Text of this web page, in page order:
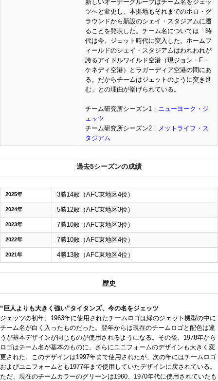
新しいオーナーグループはチーム名をジェッ
ツへと変更し、本拠地もそれまでのポロ・グ
ラウンドから新設のシェイ・スタジアムに遷
ることを発表した。チーム名については「時
代は今、ジェット時代に突入した。ホームフ
ィールドのシェイ・スタジアムはわれわれが
誇るアイドルワイルド空港（現ジョン・F・
ケネディ空港）とラガーディア空港の間にあ
る。だからチームはジェットのように突き進
む」との理由が挙げられている。
チーム研究所シーズン1： ニューヨーク・ジ
ェッツ
チーム研究所シーズン2： メットライフ・ス
タジアム
過去5シーズンの成績
2025年 3勝14敗（AFC東地区4位）
2024年 5勝12敗（AFC東地区3位）
2023年 7勝10敗（AFC東地区3位）
2022年 7勝10敗（AFC東地区4位）
2021年 4勝13敗（AFC東地区4位）
歴史
“巨人よりも大きく強い”タイタンズ、今の名をジェッツ
ジェッツの初年、1963年に使用されたチームロゴは緑のジェット機型の中に
チーム名が白く入ったものだった。翌年からは現在のチームロゴと配色は違
うが基本デザインが同じものが使用されるようになる。その後、1978年から
ロゴはチーム名が基本のものに、さらにユニフォームのデザインも大きく変
更された。このデザインは1997年まで使用されたが、次の年にはチームロゴ
およびユニフォームとも1977年まで使用していたデザインに戻されている。
ただ、現在のチームカラーのグリーンは1960、1970年代に使用されていたも